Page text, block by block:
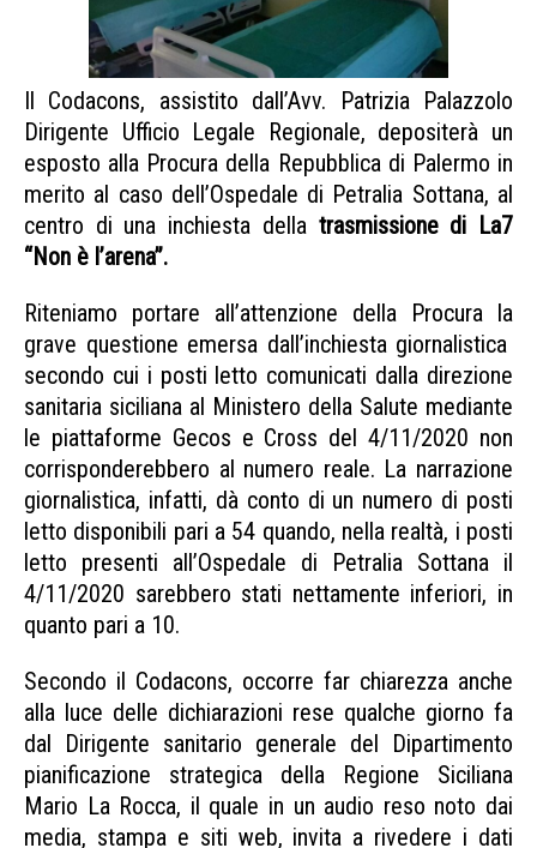
Il Codacons, assistito dall’Avv. Patrizia Palazzolo
Dirigente Ufficio Legale Regionale, depositerà un
esposto alla Procura della Repubblica di Palermo in
merito al caso dell’Ospedale di Petralia Sottana, al
centro di una inchiesta della trasmissione di La7
“Non è l’arena”.
Riteniamo portare all’attenzione della Procura la
grave questione emersa dall’inchiesta giornalistica
secondo cui i posti letto comunicati dalla direzione
sanitaria siciliana al Ministero della Salute mediante
le piattaforme Gecos e Cross del 4/11/2020 non
corrisponderebbero al numero reale. La narrazione
giornalistica, infatti, dà conto di un numero di posti
letto disponibili pari a 54 quando, nella realtà, i posti
letto presenti all’Ospedale di Petralia Sottana il
4/11/2020 sarebbero stati nettamente inferiori, in
quanto pari a 10.
Secondo il Codacons, occorre far chiarezza anche
alla luce delle dichiarazioni rese qualche giorno fa
dal Dirigente sanitario generale del Dipartimento
pianificazione strategica della Regione Siciliana
Mario La Rocca, il quale in un audio reso noto dai
media, stampa e siti web, invita a rivedere i dati